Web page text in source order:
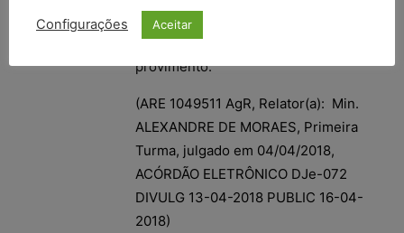
5.Agravo interno a que se nega
provimento.
(ARE 1049511 AgR, Relator(a): Min.
ALEXANDRE DE MORAES, Primeira
Turma, julgado em 04/04/2018,
ACÓRDÃO ELETRÔNICO DJe-072
DIVULG 13-04-2018 PUBLIC 16-04-
2018)
Configurações Aceitar